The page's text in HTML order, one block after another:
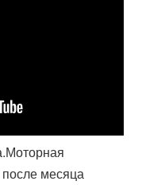
после месяца